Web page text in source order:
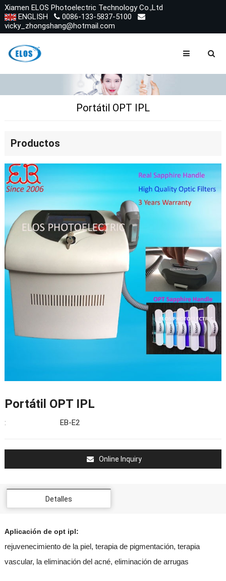
Xiamen ELOS Photoelectric Technology Co.,Ltd
ENGLISH
0086-133-5837-5100
vicky_zhongshang@hotmail.com
Portátil OPT IPL
Productos
Portátil OPT IPL
: EB-E2
Online Inquiry
Detalles
Aplicación de opt ipl:
rejuvenecimiento de la piel, terapia de pigmentación, terapia
vascular, la eliminación del acné, eliminación de arrugas